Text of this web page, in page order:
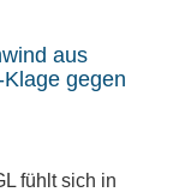
aus
gegen
fühlt sich in